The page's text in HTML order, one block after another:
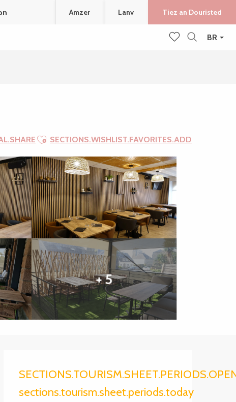
BR
Amzer Lanv Tiez an Douristed
Ajouter aux favoris
SECTIONS.WISHLIST.FAVORITES.ADD
+ 5
sections.tourism.sheet.periods.today